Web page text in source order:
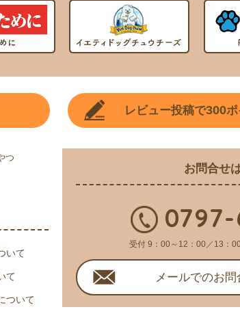
レビュー投稿で300ポ
つ
いて
て
ついて
お問合せ
0797-
受付 9：00～12：00／13：
メールでのお